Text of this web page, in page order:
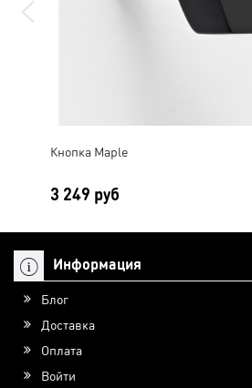
Кнопка Maple
3 249 руб
Информация
Блог
Доставка
Оплата
Войти